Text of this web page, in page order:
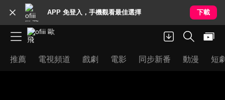
APP 免登入，手機觀看最佳選擇 下載
推薦 電視頻道 戲劇 電影 同步新番 動漫 短